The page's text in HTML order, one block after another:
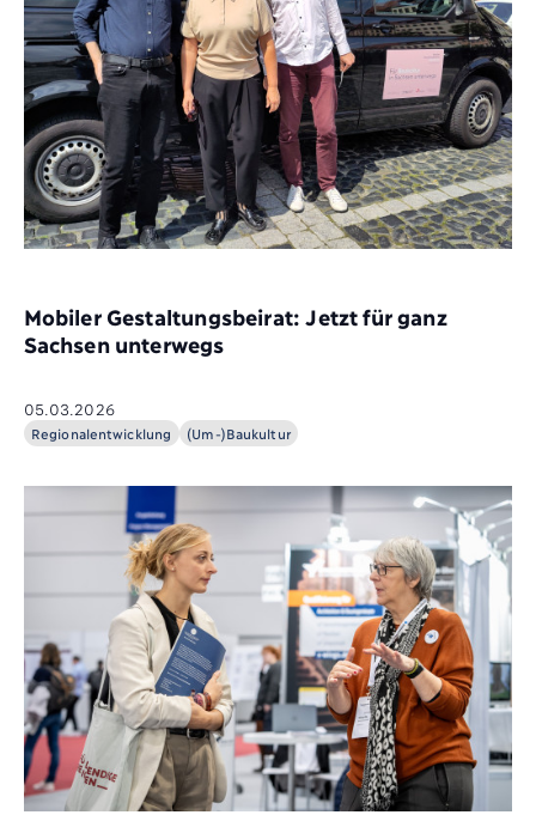
Mobiler Gestaltungsbeirat: Jetzt für ganz
Sachsen unterwegs
05.03.2026
Regionalentwicklung (Um-)Baukultur